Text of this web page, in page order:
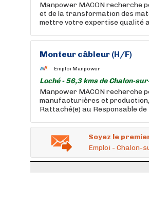
Manpower MACON recherche
et de la transformation des
mettre votre expertise qualité
Monteur câbleur (H/F)
Emploi Manpower
Loché - 56,3 kms de Chalon-
Manpower MACON recherche
manufacturières et
Rattaché(e) au Responsable
Soyez le
Emploi - Chalon-